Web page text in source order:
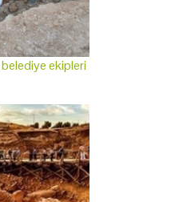
belediye ekipleri